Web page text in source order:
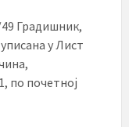
49 Градишник,
уписана у Лист
по почетној